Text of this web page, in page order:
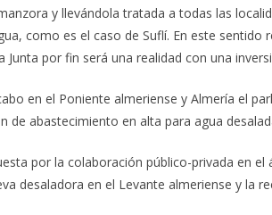
y llevándola tratada a todas las
como es el caso de Suflí. En este
por fin será una realidad con una
en el Poniente almeriense y Almería el
abastecimiento en alta para agua
por la colaboración público-privada en
desaladora en el Levante almeriense y la